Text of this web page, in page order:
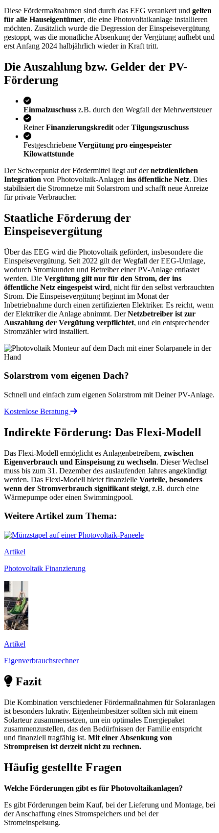
Diese Fördermaßnahmen sind durch das EEG verankert und gelten
für alle Hauseigentümer, die eine Photovoltaikanlage installieren
möchten. Zusätzlich wurde die Degression der Einspeisevergütung
gestoppt, was die monatliche Absenkung der Vergütung aufhebt und
erst Anfang 2024 halbjährlich wieder in Kraft tritt.
Die Auszahlung bzw. Gelder der PV-
Förderung
Einmalzuschuss z.B. durch den Wegfall der Mehrwertsteuer
ReinerFinanzierungskredit oderTilgungszuschuss
Festgeschriebene Vergütung pro eingespeister
Kilowattstunde
Der Schwerpunkt der Fördermittel liegt auf dernetzdienlichen
Integration von Photovoltaik-Anlagen ins öffentliche Netz. Dies
stabilisiert die Stromnetze mit Solarstrom und schafft neue Anreize
für private Verbraucher.
Staatliche Förderung der
Einspeisevergütung
Über das EEG wird die Photovoltaik gefördert, insbesondere die
Einspeisevergütung. Seit 2022 gilt der Wegfall der EEG-Umlage,
wodurch Stromkunden und Betreiber einer PV-Anlage entlastet
werden. Die Vergütung gilt nur für den Strom, der ins
öffentliche Netz eingespeist wird, nicht für den selbst verbrauchten
Strom. Die Einspeisevergütung beginnt im Monat der
Inbetriebnahme durch einen zertifizierten Elektriker. Es reicht, wenn
der Elektriker die Anlage abnimmt. DerNetzbetreiber ist zur
Auszahlung der Vergütung verpflichtet, und ein entsprechender
Stromzähler wird installiert.
Solarstrom vom eigenen Dach?
Schnell und einfach zum eigenen Solarstrom mit Deiner PV-Anlage.
Kostenlose Beratung
Indirekte Förderung: Das Flexi-Modell
Das Flexi-Modell ermöglicht es Anlagenbetreibern, zwischen
Eigenverbrauch und Einspeisung zu wechseln. Dieser Wechsel
muss bis zum 31. Dezember des auslaufenden Jahres angekündigt
werden. Das Flexi-Modell bietet finanzielle Vorteile, besonders
wenn der Stromverbrauch signifikant steigt, z.B. durch eine
Wärmepumpe oder einen Swimmingpool.
Weitere Artikel zum Thema:
Artikel
Photovoltaik Finanzierung
Artikel
Eigenverbrauchsrechner
Fazit
Die Kombination verschiedener Fördermaßnahmen für Solaranlagen
ist besonders lukrativ. Eigenheimbesitzer sollten sich mit einem
Solarteur zusammensetzen, um ein optimales Energiepaket
zusammenzustellen, das den Bedürfnissen der Familie entspricht
und finanziell tragfähig ist. Mit einer Absenkung von
Strompreisen ist derzeit nicht zu rechnen.
Häufig gestellte Fragen
Welche Förderungen gibt es für Photovoltaikanlagen?
Es gibt Förderungen beim Kauf, bei der Lieferung und Montage, bei
der Anschaffung eines Stromspeichers und bei der
Stromeinspeisung.